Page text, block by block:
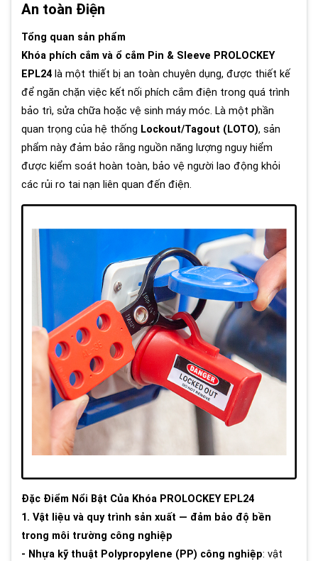
An toàn Điện
Tổng quan sản phẩm
Khóa phích cắm và ổ cắm Pin & Sleeve PROLOCKEY
EPL24 là một thiết bị an toàn chuyên dụng, được thiết kế
để ngăn chặn việc kết nối phích cắm điện trong quá trình
bảo trì, sửa chữa hoặc vệ sinh máy móc. Là một phần
quan trọng của hệ thống Lockout/Tagout (LOTO), sản
phẩm này đảm bảo rằng nguồn năng lượng nguy hiểm
được kiểm soát hoàn toàn, bảo vệ người lao động khỏi
các rủi ro tai nạn liên quan đến điện.
Đặc Điểm Nổi Bật Của Khóa PROLOCKEY EPL24
1. Vật liệu và quy trình sản xuất — đảm bảo độ bền
trong môi trường công nghiệp
- Nhựa kỹ thuật Polypropylene (PP) công nghiệp: vật